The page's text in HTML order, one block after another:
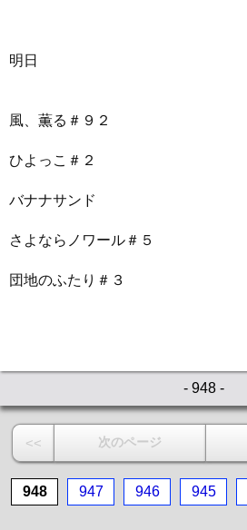
明日
風、薫る＃９２
ひよっこ＃２
バナナサンド
さよならノワール＃５
団地のふたり＃３
- 948 -
<< 次のページ
948 947 946 945